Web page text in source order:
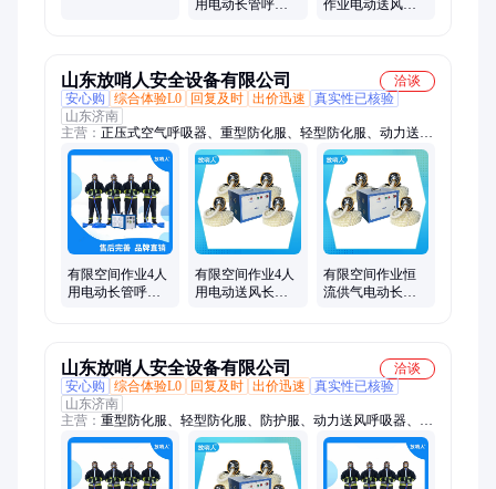
用电动长管呼吸
作业电动送风长
山东放哨人安全设备有限公司
洽谈
安心购
综合体验L0 回复及时 出价迅速
真实性已核验
山东济南
主营： 正压式空气呼吸器、重型防化服、轻型防化服、动力送风
式呼吸器、强制送风机、半封闭防护服、全封闭防护服、复合式
洗眼器、便携式洗眼器、全面型防毒面具、消防隔热服、消防避
火服、防火防化服、气密型隔热服、耐酸碱防化服、低温防冻
服、空气充填泵、自救呼吸器、化学防护服、护目镜、森林扑火
服、消防呼吸器、过滤式防毒面具、防护面屏、消防员化学防护
服
有限空间作业4人
用电动长管呼吸
有限空间作业4人
用电动送风长管
有限空间作业恒
流供气电动长管
山东放哨人安全设备有限公司
洽谈
安心购
综合体验L0 回复及时 出价迅速
真实性已核验
山东济南
主营： 重型防化服、轻型防化服、防护服、动力送风呼吸器、洗
眼器、手套、低温服、隔热服、移动供气源、长管呼吸器、电动
式长管呼吸器、自吸式长管呼吸器、防毒面具、全面具、释放
器、护目镜、C级防护服、空气呼吸器、避火服、一次性防护